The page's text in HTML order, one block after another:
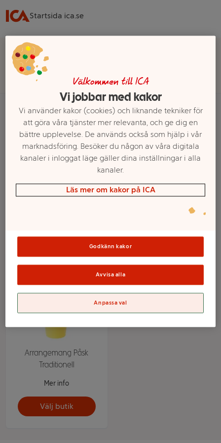
Startsida ica.se
Välj butik för rätt sortiment, pris och leveransalternativ
Blommor & Trädgård
Krukväxter & Blomsterarrangemang
Blomgrupper & Övriga arrangemang
Påskgrupper
Ett exempel på onlinesortiment visas.
Påskgrupper
Arrangemang Påsk
Traditionell
Mer info
Välj butik
Välkommen till ICA
Vi jobbar med kakor
Vi använder kakor (cookies) och liknande tekniker för
att göra våra tjänster mer relevanta, och ge dig en
bättre upplevelse. De används också som hjälp i vår
marknadsföring. Besöker du någon av våra digitala
kanaler i inloggat läge gäller dina inställningar i alla
kanaler.
Läs mer om kakor på ICA
Godkänn kakor
Avvisa alla
Anpassa val